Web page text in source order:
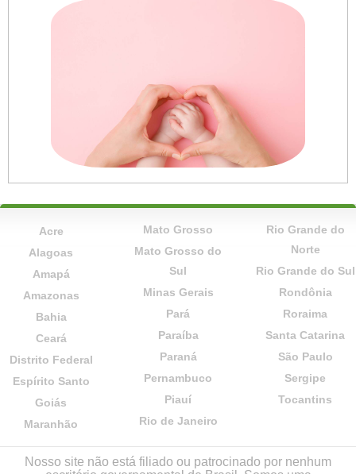
Acre
Alagoas
Amapá
Amazonas
Bahia
Ceará
Distrito Federal
Espírito Santo
Goiás
Maranhão
Mato Grosso
Mato Grosso do
Sul
Minas Gerais
Pará
Paraíba
Paraná
Pernambuco
Piauí
Rio de Janeiro
Rio Grande do
Norte
Rio Grande do Sul
Rondônia
Roraima
Santa Catarina
São Paulo
Sergipe
Tocantins
Nosso site não está filiado ou patrocinado por nenhum